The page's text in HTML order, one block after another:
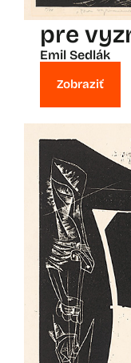
pre
Emil Sedlák
Zobraziť